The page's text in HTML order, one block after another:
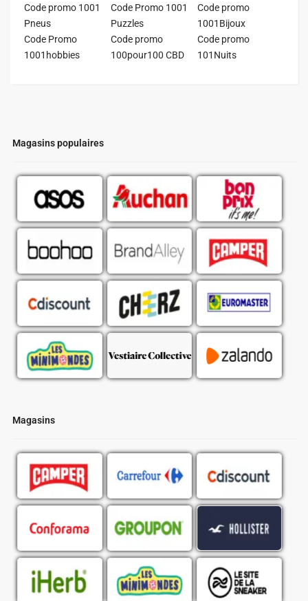
Magasins populaires
Magasins
Code promo 1001
Pneus
Code Promo 1001
Puzzles
Code promo
1001Bijoux
Code Promo
1001hobbies
Code promo
100pour100 CBD
Code promo
101Nuits